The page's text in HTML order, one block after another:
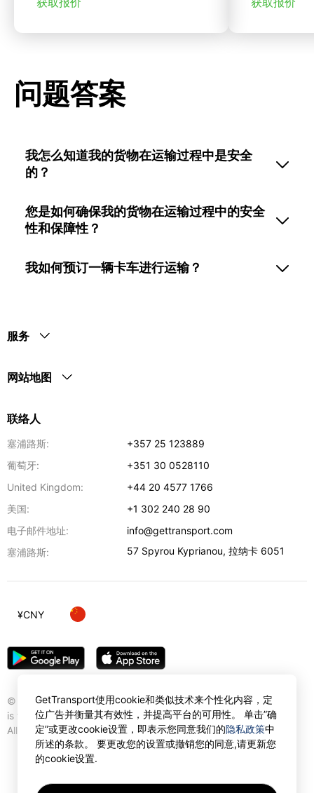
问题答案
我怎么知道我的货物在运输过程中是安全
的？
您是如何确保我的货物在运输过程中的安全
性和保障性？
我如何预订一辆卡车进行运输？
服务
网站地图
联络人
塞浦路斯:
+357 25 123889
葡萄牙:
+351 30 0528110
United Kingdom:
+44 20 4577 1766
美国:
+1 302 240 28 90
电子邮件地址:
info@gettransport.com
塞浦路斯:
57 Spyrou Kyprianou,拉纳卡 6051
© Gettransport International Limited. GetTransport®
is trademark of Gettransport International Limited.
All rights reserved.
¥CNY
GetTransport使用cookie和类似技术来个性化内容，定
位广告并衡量其有效性，并提高平台的可用性。 单击”确
定”或更改cookie设置，即表示您同意我们的隐私政策中
所述的条款。 要更改您的设置或撤销您的同意,请更新您
的cookie设置.